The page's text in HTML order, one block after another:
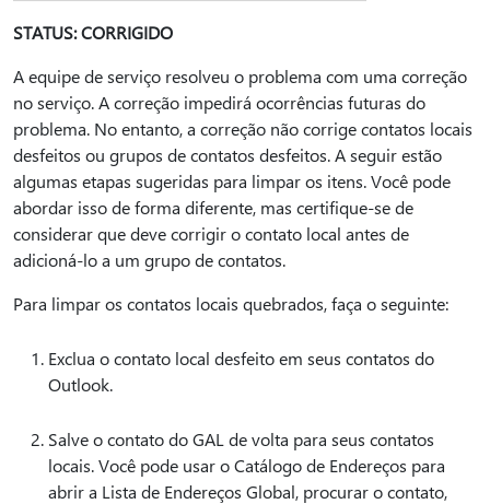
STATUS: CORRIGIDO
A equipe de serviço resolveu o problema com uma correção
no serviço. A correção impedirá ocorrências futuras do
problema. No entanto, a correção não corrige contatos locais
desfeitos ou grupos de contatos desfeitos. A seguir estão
algumas etapas sugeridas para limpar os itens. Você pode
abordar isso de forma diferente, mas certifique-se de
considerar que deve corrigir o contato local antes de
adicioná-lo a um grupo de contatos.
Para limpar os contatos locais quebrados, faça o seguinte:
Exclua o contato local desfeito em seus contatos do
Outlook.
Salve o contato do GAL de volta para seus contatos
locais. Você pode usar o Catálogo de Endereços para
abrir a Lista de Endereços Global, procurar o contato,